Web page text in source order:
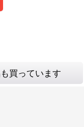
買っています